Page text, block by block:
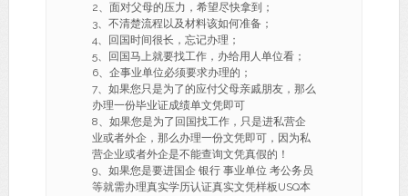
2、面对父母的压力，希望尽快拿到；
3、不清楚流程以及材料该如何准备；
4、回国时间很长，忘记办理；
5、回国马上就要找工作，办给用人单位看；
6、企事业单位必须要求办理的；
7、如果您只是为了的应付父母亲戚朋友，那么
办理一份毕业证成绩单文凭即可
8、如果您是为了回国找工作，只是进私营企
业或者外企，那么办理一份文凭即可，因为私
营企业或者外企是不能查询文凭真假的！
9、如果您是要进国企 银行 事业单位 考公务员
等就需办理真实学历认证真实文凭样板USQ本